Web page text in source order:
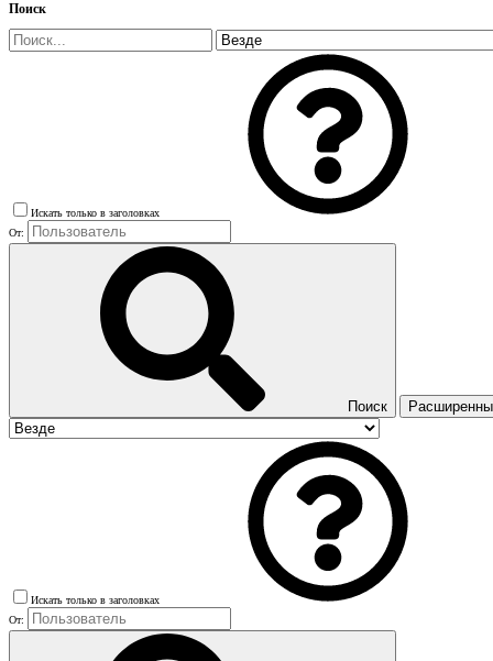
Поиск
Искать только в заголовках
От:
Поиск
Искать только в заголовках
От: